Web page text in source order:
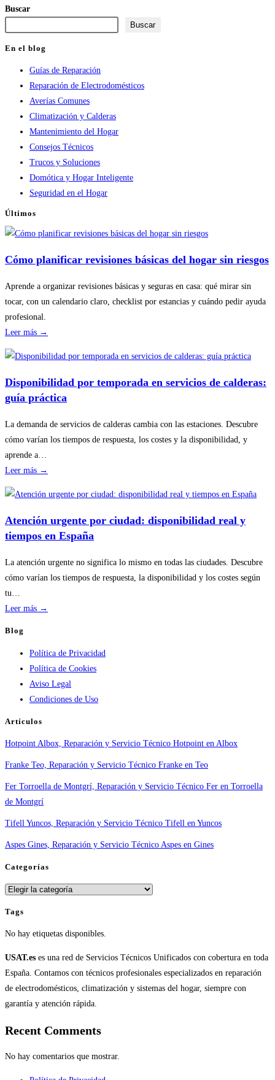
comentar
comentar
(opcional)
Buscar
Buscar
En el blog
Guías de Reparación
Reparación de Electrodomésticos
Averías Comunes
Climatización y Calderas
Mantenimiento del Hogar
Consejos Técnicos
Trucos y Soluciones
Domótica y Hogar Inteligente
Seguridad en el Hogar
Últimos
Cómo planificar revisiones básicas del hogar sin riesgos
Aprende a organizar revisiones básicas y seguras en casa: qué mirar sin
tocar, con un calendario claro, checklist por estancias y cuándo pedir ayuda
profesional.
Leer más →
planificar
revisiones
básicas
hogar
sin
Disponibilidad por temporada en servicios de calderas:
guía práctica
La demanda de servicios de calderas cambia con las estaciones. Descubre
cómo varían los tiempos de respuesta, los costes y la disponibilidad, y
aprende a…
Leer más →
por
temporada
de
calderas:
Atención urgente por ciudad: disponibilidad real y
tiempos en España
La atención urgente no significa lo mismo en todas las ciudades. Descubre
cómo varían los tiempos de respuesta, la disponibilidad y los costes según
tu…
Leer más →
por
ciudad:
disponibilidad
real
en
España
Blog
Política de Privacidad
Política de Cookies
Aviso Legal
Condiciones de Uso
Artículos
Hotpoint Albox, Reparación y Servicio Técnico Hotpoint en Albox
Franke Teo, Reparación y Servicio Técnico Franke en Teo
Fer Torroella de Montgrí, Reparación y Servicio Técnico Fer en Torroella
de Montgrí
Tifell Yuncos, Reparación y Servicio Técnico Tifell en Yuncos
Aspes Gines, Reparación y Servicio Técnico Aspes en Gines
Categorías
Categorías
Tags
No hay etiquetas disponibles.
USAT.es es una red de Servicios Técnicos Unificados con cobertura en toda
España. Contamos con técnicos profesionales especializados en reparación
de electrodomésticos, climatización y sistemas del hogar, siempre con
garantía y atención rápida.
Recent Comments
No hay comentarios que mostrar.